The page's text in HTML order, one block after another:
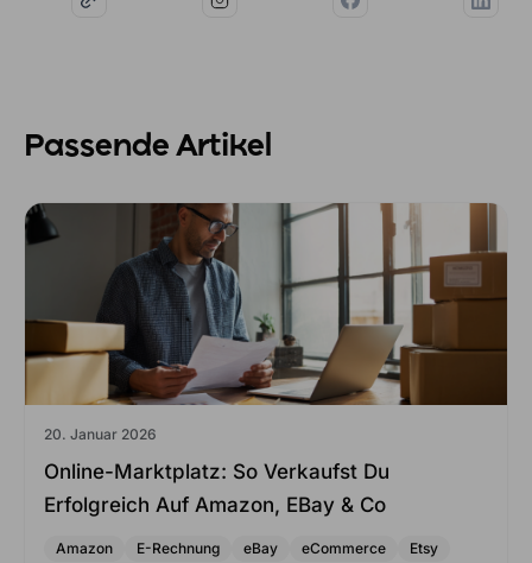
Passende Artikel
20. Januar 2026
Online-Marktplatz: So Verkaufst Du
Erfolgreich Auf Amazon, EBay & Co
Amazon E-Rechnung eBay eCommerce Etsy